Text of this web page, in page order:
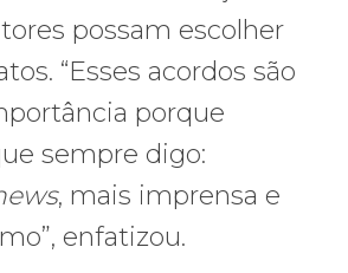
possam escolher
“Esses acordos são
porque
sempre digo:
, mais imprensa e
enfatizou.